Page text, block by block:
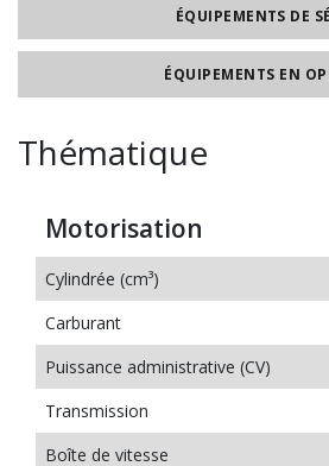
ÉQUIPEMENTS DE
ÉQUIPEMENTS EN
Thématique
Motorisation
Cylindrée (cm³)
Carburant
Puissance administrative (CV)
Transmission
Boîte de vitesse